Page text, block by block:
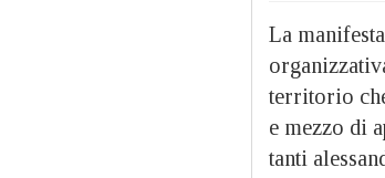
La
territorio
e mezzo di
tanti